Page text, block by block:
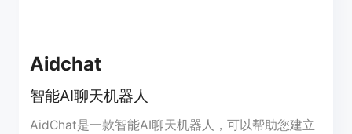
Aidchat
智能AI聊天机器人
AidChat是一款智能AI聊天机器人，可以帮助您建立